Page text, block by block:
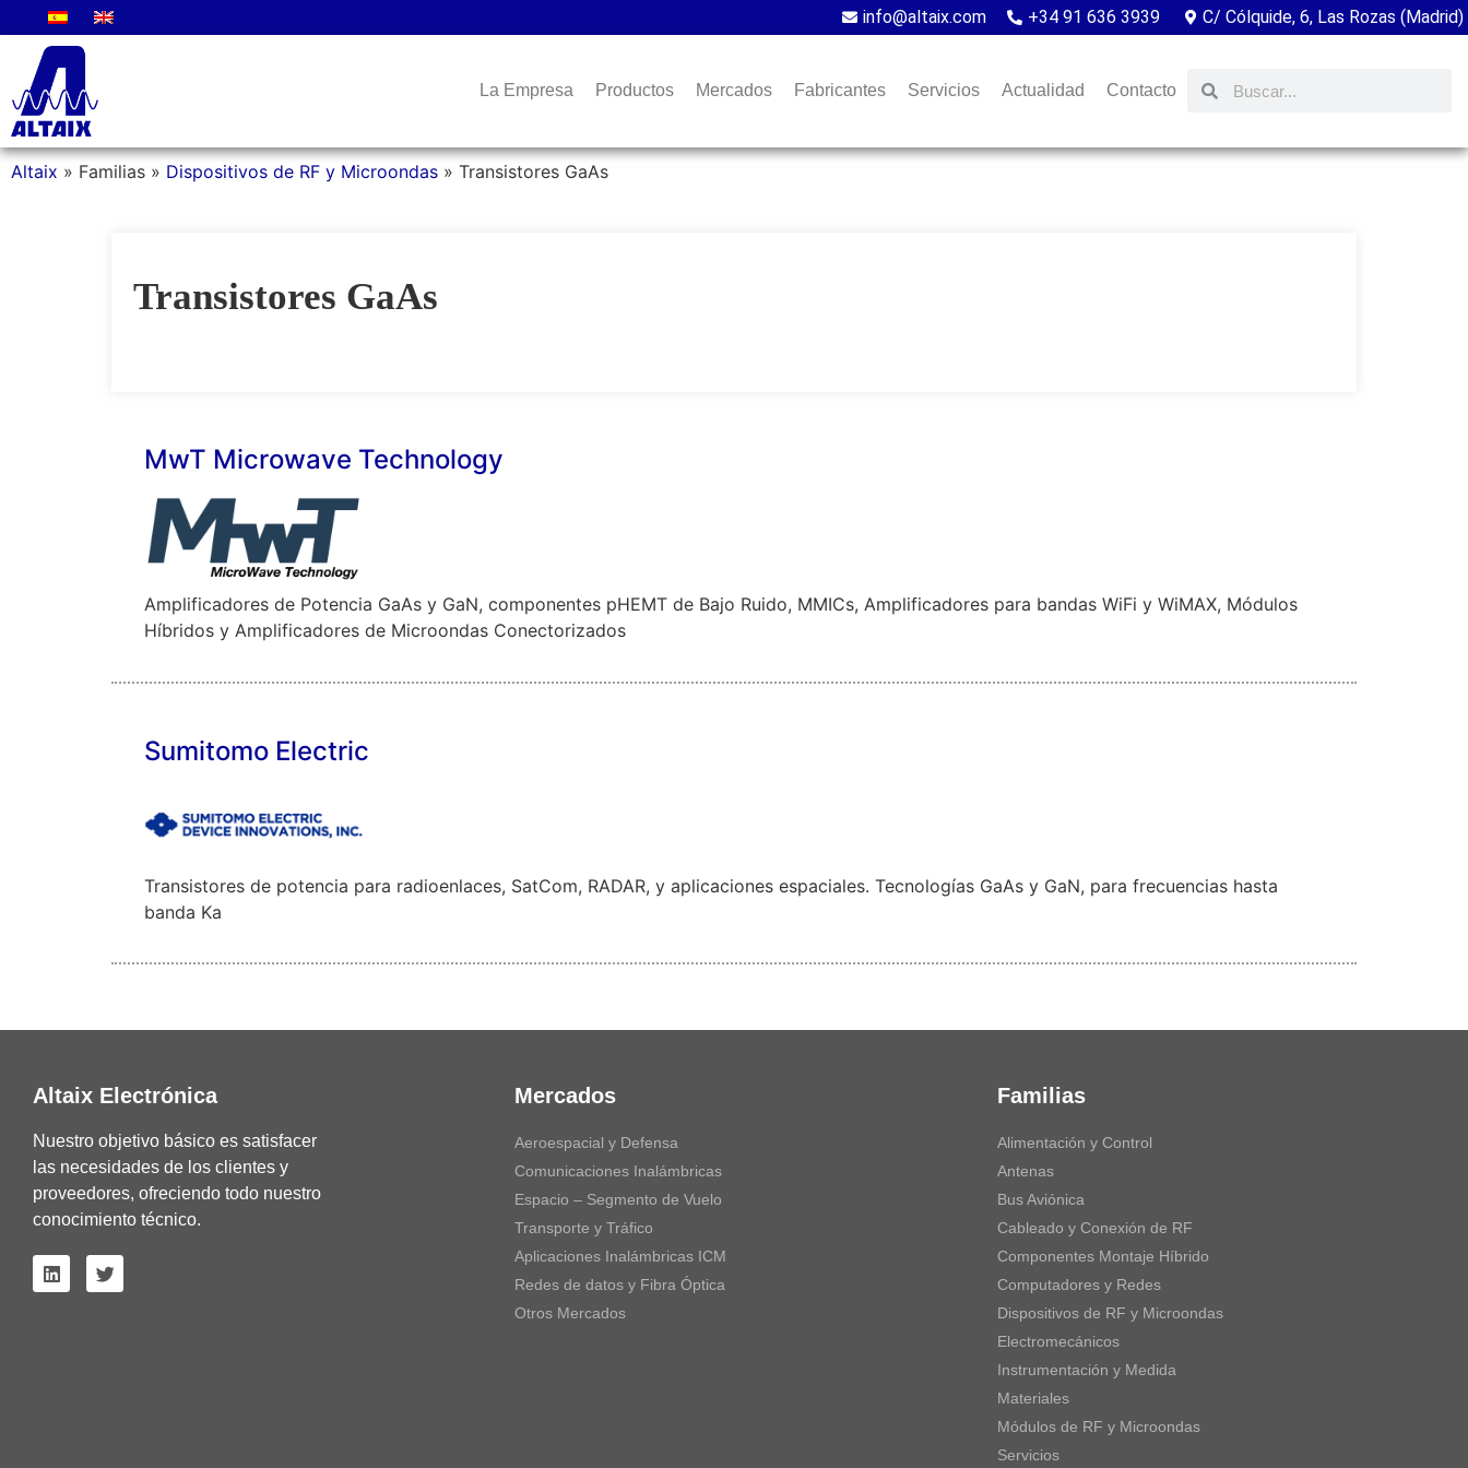
info@altaix.com +34 91 636 3939 C/ Cólquide, 6, Las Rozas (Madrid)
La Empresa Productos Mercados Fabricantes Servicios Actualidad Contacto
Altaix » Familias » Dispositivos de RF y Microondas » Transistores GaAs
Transistores GaAs
MwT Microwave Technology
Amplificadores de Potencia GaAs y GaN, componentes pHEMT de Bajo Ruido, MMICs, Amplificadores para bandas WiFi y WiMAX, Módulos
Híbridos y Amplificadores de Microondas Conectorizados
Sumitomo Electric
Transistores de potencia para radioenlaces, SatCom, RADAR, y aplicaciones espaciales. Tecnologías GaAs y GaN, para frecuencias hasta
banda Ka
Altaix Electrónica
Nuestro objetivo básico es satisfacer
las necesidades de los clientes y
proveedores, ofreciendo todo nuestro
conocimiento técnico.
Mercados
Aeroespacial y Defensa
Comunicaciones Inalámbricas
Espacio – Segmento de Vuelo
Transporte y Tráfico
Aplicaciones Inalámbricas ICM
Redes de datos y Fibra Óptica
Otros Mercados
Familias
Alimentación y Control
Antenas
Bus Aviónica
Cableado y Conexión de RF
Componentes Montaje Híbrido
Computadores y Redes
Dispositivos de RF y Microondas
Electromecánicos
Instrumentación y Medida
Materiales
Módulos de RF y Microondas
Servicios